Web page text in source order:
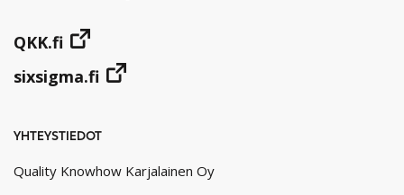
QKK.fi
sixsigma.fi
YHTEYSTIEDOT
Quality Knowhow Karjalainen Oy